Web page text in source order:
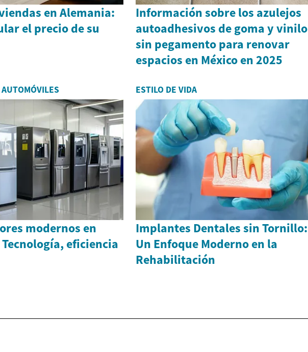
en Alemania:
el precio de su
Información sobre los azulejos
autoadhesivos de goma y vinilo
sin pegamento para renovar
espacios en México en 2025
modernos en
eficiencia
ESTILO DE VIDA
Implantes Dentales sin Tornillo:
Un Enfoque Moderno en la
Rehabilitación